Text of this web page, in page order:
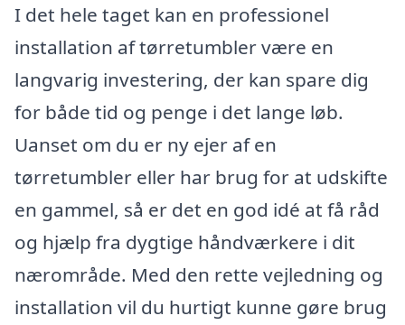
I det hele taget kan en professionel
installation af tørretumbler være en
langvarig investering, der kan spare dig
for både tid og penge i det lange løb.
Uanset om du er ny ejer af en
tørretumbler eller har brug for at udskifte
en gammel, så er det en god idé at få råd
og hjælp fra dygtige håndværkere i dit
nærområde. Med den rette vejledning og
installation vil du hurtigt kunne gøre brug